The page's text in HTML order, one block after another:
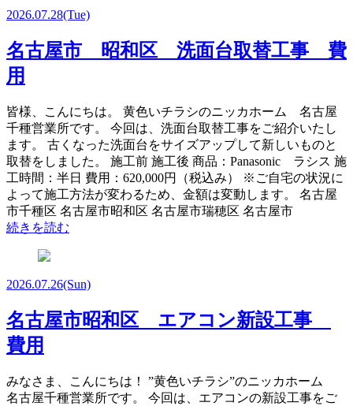
2026.07.28(Tue)
名古屋市 昭和区 洗面台取替工事 費
用
皆様、こんにちは。 黄色いチラシのニッカホーム 名古屋
千種営業所です。 今回は、洗面台取替工事をご紹介いたし
ます。 古くなった洗面台をサイズアップして新しいものと
取替をしました。 施工前 施工後 商品：Panasonic ラシス 施
工時間：半日 費用：620,000円（税込み） ※ご自宅の状況に
よって施工方法が変わるため、金額は変動します。 名古屋
市千種区 名古屋市昭和区 名古屋市瑞穂区 名古屋市
続きを読む
2026.07.26(Sun)
名古屋市昭和区 エアコン新設工事
費用
みなさま、こんにちは！ ”黄色いチラシ”のニッカホーム
名古屋千種営業所です。 今回は、エアコンの新設工事をご